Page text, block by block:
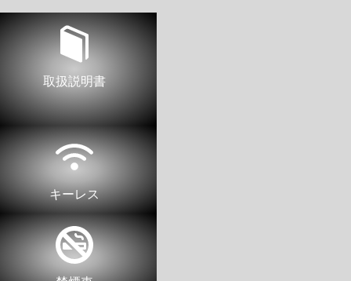
取扱説明書
キーレス